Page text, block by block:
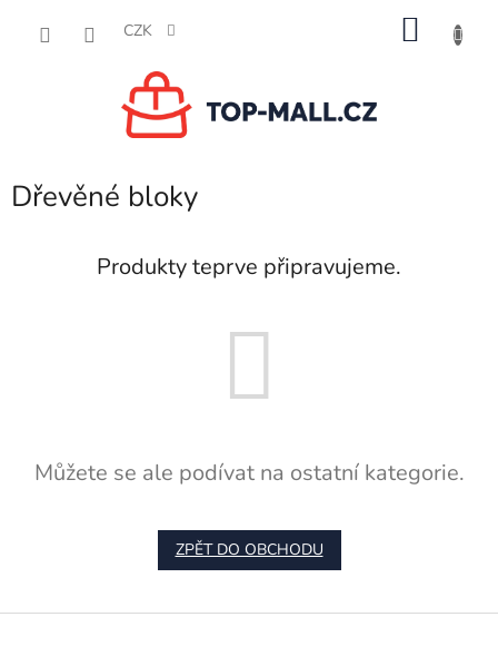
CZK
Dřevěné bloky
Produkty teprve připravujeme.
Můžete se ale podívat na ostatní kategorie.
ZPĚT DO OBCHODU
Z